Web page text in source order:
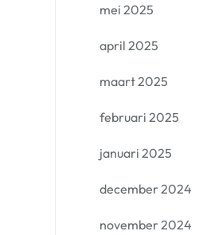
mei 2025
april 2025
maart 2025
februari 2025
januari 2025
december 2024
november 2024